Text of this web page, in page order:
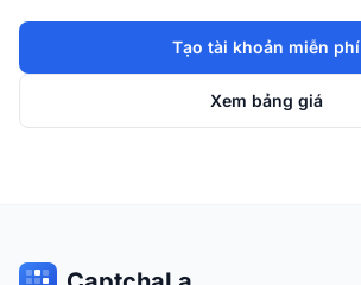
Tạo tài khoản miễn phí
Xem bảng giá